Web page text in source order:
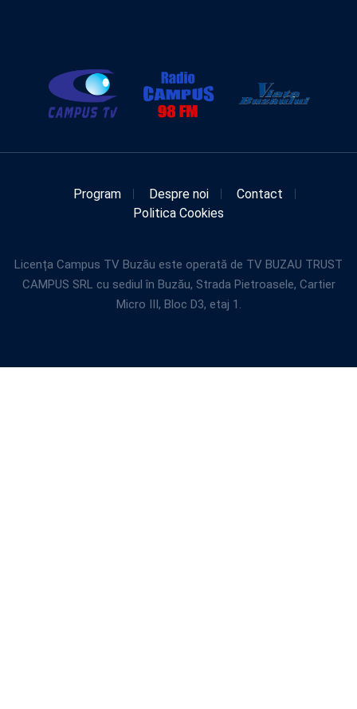
Program Despre noi
Contact
Politica Cookies
Licența Campus TV Buzău este operată de TV BUZAU TRUST
CAMPUS SRL cu sediul în Buzău, Strada Pietroasele, Cartier
Micro III, Bloc D3, etaj 1.